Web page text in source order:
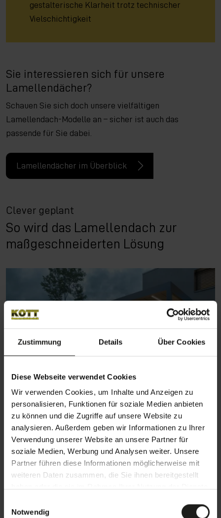
Zustimmung Details Über Cookies
Diese Webseite verwendet Cookies
Wir verwenden Cookies, um Inhalte und Anzeigen zu
personalisieren, Funktionen für soziale Medien anbieten
zu können und die Zugriffe auf unsere Website zu
analysieren. Außerdem geben wir Informationen zu Ihrer
Verwendung unserer Website an unsere Partner für
soziale Medien, Werbung und Analysen weiter. Unsere
Partner führen diese Informationen möglicherweise mit
weiteren Daten zusammen, die Sie ihnen bereitgestellt
Notwendig
gestalterische Klarheit trotz technischer
Vielschichtigkeit
Sie interessieren sich für unsere
Lamellendächer?
Schauen Sie sich doch unsere vielfältigen
Lamellendach-Modelle an – sicher ist auch das
passende für Sie dabei.
Lamellendächer im Überblick
Clever geplant
So wird das Lamellendach zur
maßgeschneiderten Lösung
Eine gelungene Terrassenüberdachung beginnt mit einer
sorgfältigen Planung.Denn je präziser das
nutzen. Zentrale Aspekte sind dabei Größe, Ausrichtung